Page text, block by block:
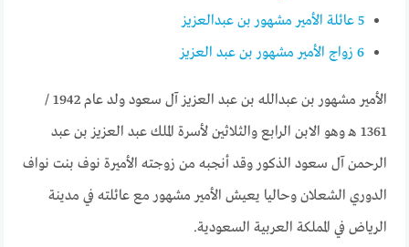
5 عائلة الأمير مشهور بن عبدالعزيز
6 زواج الأمير مشهور بن عبد العزيز
الأمير مشهور بن عبدالله بن عبد العزيز آل سعود ولد عام 1942 /
1361 هـ وهو الابن الرابع والثلاثين لأسرة الملك عبد العزيز بن عبد
الرحمن آل سعود الذكور وقد أنجبه من زوجته الأميرة نوف بنت نواف
الدوري الشعلان وحاليا يعيش الأمير مشهور مع عائلته في مدينة
الرياض في المملكة العربية السعودية.